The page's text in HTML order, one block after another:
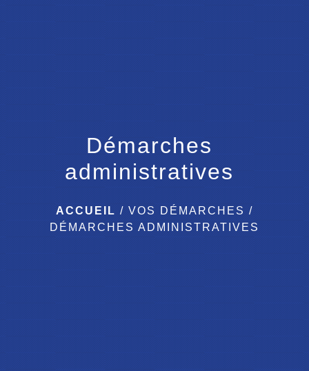
Démarches
administratives
ACCUEIL / VOS DÉMARCHES /
DÉMARCHES ADMINISTRATIVES